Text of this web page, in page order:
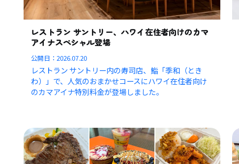
レストラン サントリー、ハワイ在住者向けのカマ
アイナスペシャル登場
公開日：2026.07.20
レストラン サントリー内の寿司店、鮨「季和（とき
わ）」で、人気のおまかせコースにハワイ在住者向け
のカマアイナ特別料金が登場しました。